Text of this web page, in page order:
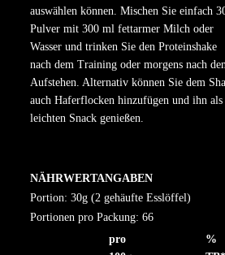
auswählen können. Mischen Sie einfach
Pulver mit 300 ml fettarmer Milch oder
Wasser und trinken Sie den Proteinshake
nach dem Training oder morgens nach
Aufstehen. Alternativ können Sie dem
auch Haferflocken hinzufügen und ihn als
leichten Snack genießen.
NÄHRWERTANGABEN
Portion: 30g (2 gehäufte Esslöffel)
Portionen pro Packung: 66
pro
%